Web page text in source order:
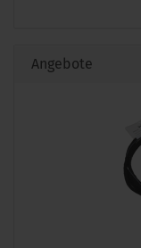
Angebote